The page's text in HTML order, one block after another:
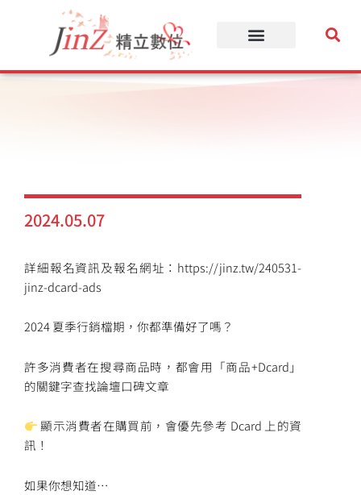
要
2024.05.07
詳細報名資訊及報名網址：https://jinz.tw/240531-
jinz-dcard-ads
2024 夏季行銷檔期，你都準備好了嗎？
許多消費者在搜尋商品時，都會用「商品+Dcard」
的關鍵字查找論壇口碑文章
顯示消費者在購買前，會優先參考 Dcard 上的資
訊！
如果你想知道…